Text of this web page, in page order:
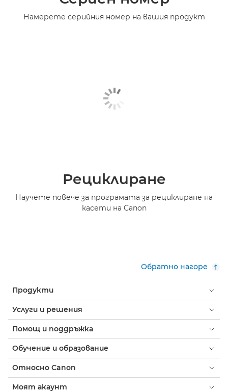
Намерете серийния номер на вашия продукт
Рециклиране
Научете повече за програмата за рециклиране на
касети на Canon
Обратно нагоре
Продукти
Услуги и решения
Помощ и поддръжка
Обучение и образование
Относно Canon
Моят акаунт